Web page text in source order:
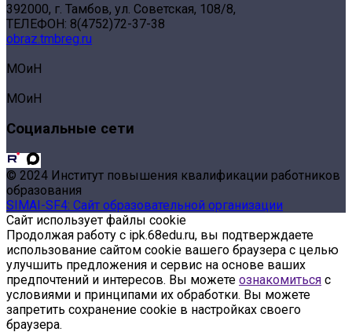
392000, г. Тамбов, ул. Советская, 108/8,
ТЕЛЕФОН: 8(4752)72-37-38
obraz.tmbreg.ru
МОиН
МОиН
Социальные сети
© 2024 Институт повышения квалификации работников
образования
SIMAI-SF4: Сайт образовательной организации
Сайт использует файлы cookie
Продолжая работу с ipk.68edu.ru, вы подтверждаете
использование сайтом cookie вашего браузера с целью
улучшить предложения и сервис на основе ваших
предпочтений и интересов. Вы можете ознакомиться с
условиями и принципами их обработки. Вы можете
запретить сохранение cookie в настройках своего
браузера.